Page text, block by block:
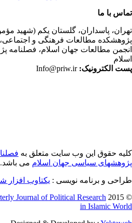
با ما
مطالعات فرهنگی و اجتماعی،
مطالعات جهان اسلام، فصلنامه
الکترونیک:Info@priw.ir
حقوق این وب سایت متعلق به
سیاسی جهان اسلاممی باشد.
و برنامه نویسی : یکتاوب افزار
©
Journal of Political Research
in Islamic